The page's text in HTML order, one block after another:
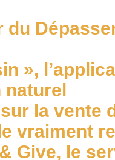
du
»,
naturel
la vente
vraiment
Give, le